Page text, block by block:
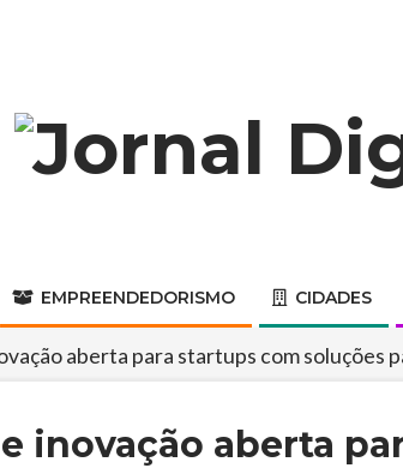
Digital
Primary
Navigation
EMPREENDEDORISMO CIDADES
aberta para startups com soluções
inovação aberta